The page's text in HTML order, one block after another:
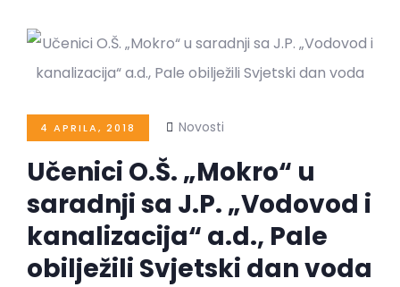
4 APRILA, 2018 Novosti
Učenici O.Š. „Mokro“ u
saradnji sa J.P. „Vodovod i
kanalizacija“ a.d., Pale
obilježili Svjetski dan voda